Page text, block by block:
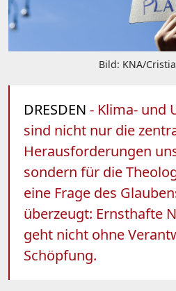
Bild: KNA/
DRESDEN - Klima- und
sind nicht nur die
Herausforderungen
sondern für die
eine Frage des
überzeugt: Ernsthafte
geht nicht ohne
Schöpfung.